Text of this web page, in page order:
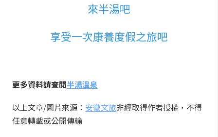
來半湯吧
享受一次康養度假之旅吧
更多資料請查閱半湯溫泉
以上文章/圖片來源： 安徽文旅非經取得作者授權，不得
任意轉載或公開傳輸